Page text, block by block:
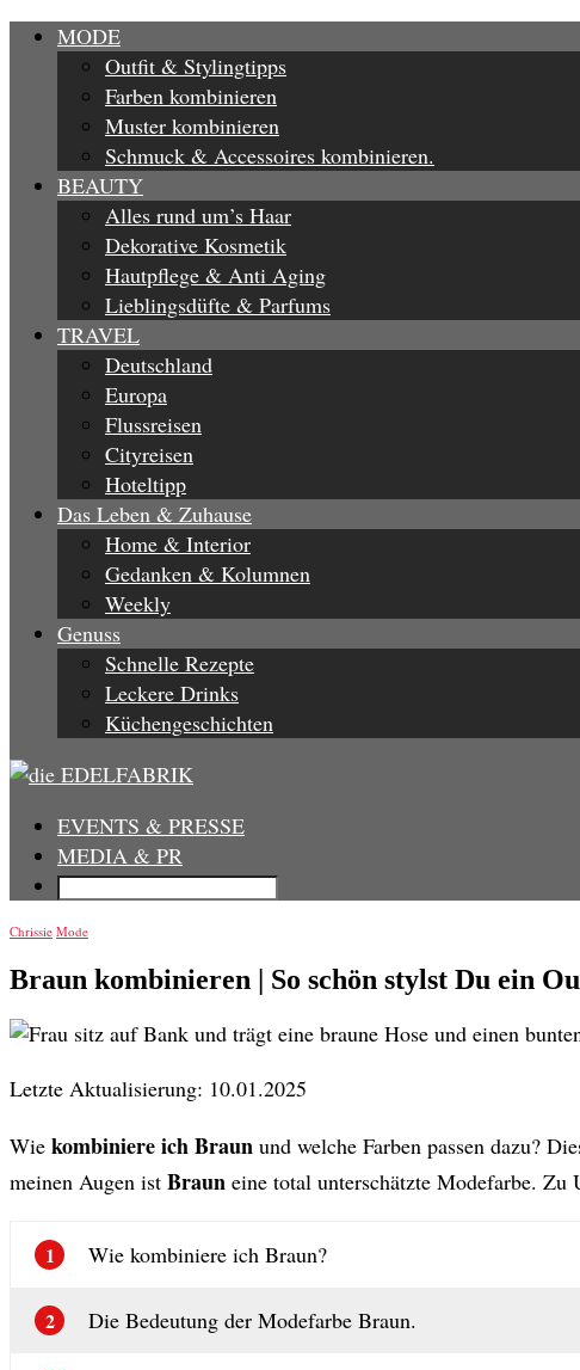
MODE
Outfit & Stylingtipps
Farben kombinieren
Muster kombinieren
Schmuck & Accessoires kombinieren.
BEAUTY
Alles rund um’s Haar
Dekorative Kosmetik
Hautpflege & Anti Aging
Lieblingsdüfte & Parfums
TRAVEL
Deutschland
Europa
Flussreisen
Cityreisen
Hoteltipp
Das Leben & Zuhause
Home & Interior
Gedanken & Kolumnen
Weekly
Genuss
Schnelle Rezepte
Leckere Drinks
Küchengeschichten
EVENTS & PRESSE
MEDIA & PR
Chrissie Mode
Braun kombinieren | So schön stylst Du ein
Letzte Aktualisierung: 10.01.2025
Wie kombiniere ich Braun und welche Farben passen dazu?
meinen Augen ist Braun eine total unterschätzte Modefarbe. Zu
1 Wie kombiniere ich Braun?
2 Die Bedeutung der Modefarbe Braun.